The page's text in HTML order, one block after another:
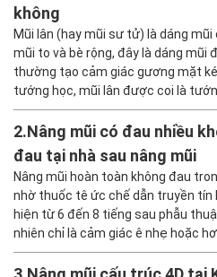
không
Mũi lân (hay mũi sư tử) là dáng
mũi to và bè rộng, đây là dáng mũi
thường tạo cảm giác gương mặt
tướng học, mũi lân được coi là tướn
2.Nâng mũi có đau nhiều
đau tại nhà sau nâng mũi
Nâng mũi hoàn toàn không đau
nhờ thuốc tê ức chế dẫn truyền tín
hiện từ 6 đến 8 tiếng sau phẫu
nhiên chỉ là cảm giác ê nhẹ hoặc